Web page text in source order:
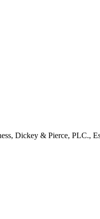
Dickey & Pierce, PLC.,